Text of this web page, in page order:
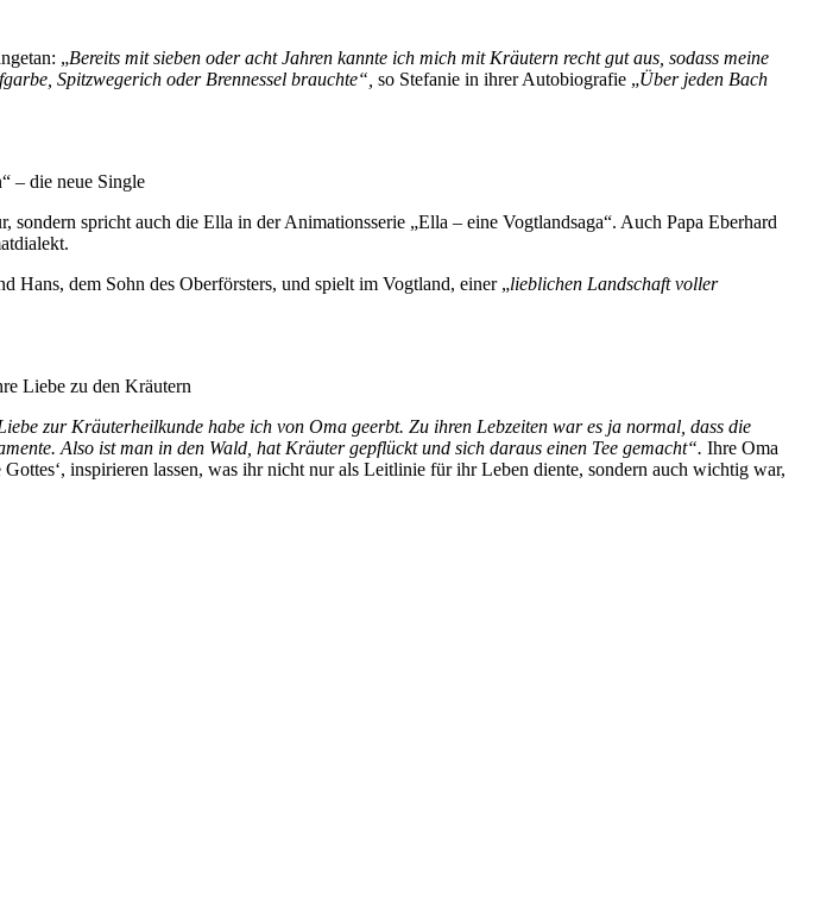
„Bereits mit sieben oder acht Jahren kannte ich mich mit Kräutern recht gut aus, sodass meine
Spitzwegerich oder Brennessel brauchte“, so Stefanie in ihrer Autobiografie „Über jeden Bach
– die neue Single
spricht auch die Ella in der Animationsserie „Ella – eine Vogtlandsaga“. Auch Papa Eberhard
Hans, dem Sohn des Oberförsters, und spielt im Vogtland, einer „lieblichen Landschaft voller
Liebe zu den Kräutern
zur Kräuterheilkunde habe ich von Oma geerbt. Zu ihren Lebzeiten war es ja normal, dass die
Also ist man in den Wald, hat Kräuter gepflückt und sich daraus einen Tee gemacht“. Ihre Oma
inspirieren lassen, was ihr nicht nur als Leitlinie für ihr Leben diente, sondern auch wichtig war,